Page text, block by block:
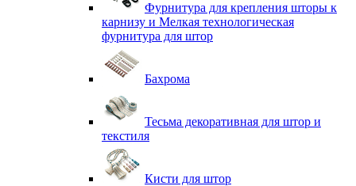
Фурнитура для крепления шторы к
карнизу и Мелкая технологическая
фурнитура для штор
Бахрома
Тесьма декоративная для штор и
текстиля
Кисти для штор